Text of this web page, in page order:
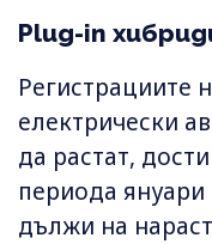
Plug-in
Регистрациите
електрически
да растат,
периода януари
дължи на